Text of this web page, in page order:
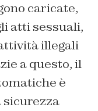
caricate,
atti sessuali,
illegali
a questo, il
è
sicurezza